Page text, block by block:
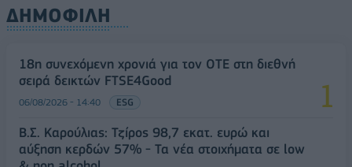
ΔΗΜΟΦΙΛΗ
18η συνεχόμενη χρονιά για τον ΟΤΕ στη διεθνή
σειρά δεικτών FTSE4Good
06/08/2026 - 14:40 ESG
Β.Σ. Καρούλιας: Τζίρος 98,7 εκατ. ευρώ και
αύξηση κερδών 57% - Τα νέα στοιχήματα σε low